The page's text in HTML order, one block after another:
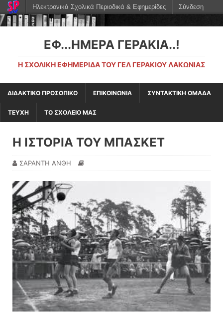
ΕΦ...ΉΜΕΡΑ ΓΕΡΆΚΙΑ..!
Η ΣΧΟΛΙΚΉ ΕΦΗΜΕΡΊΔΑ ΤΟΥ ΓΕΛ ΓΕΡΑΚΊΟΥ ΛΑΚΩΝΊΑΣ
ΔΙΔΑΚΤΙΚΟ ΠΡΟΣΩΠΙΚΟ ΕΠΙΚΟΙΝΩΝΙΑ ΣΥΝΤΑΚΤΙΚΗ ΟΜΑΔΑ
ΤΕΥΧΗ ΤΟ ΣΧΟΛΕΙΟ ΜΑΣ
Η ΙΣΤΟΡΙΑ ΤΟΥ ΜΠΑΣΚΕΤ
ΣΑΡΑΝΤΗ ΑΝΘΗ
Ηλεκτρονικά Σχολικά Περιοδικά & Εφημερίδες Σύνδεση